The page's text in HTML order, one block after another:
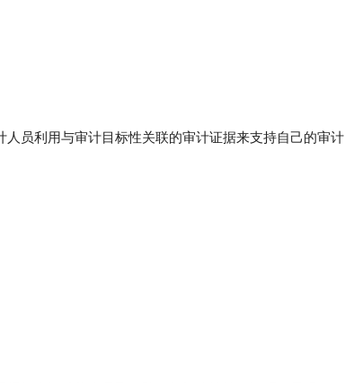
人员利用与审计目标性关联的审计证据来支持自己的审计